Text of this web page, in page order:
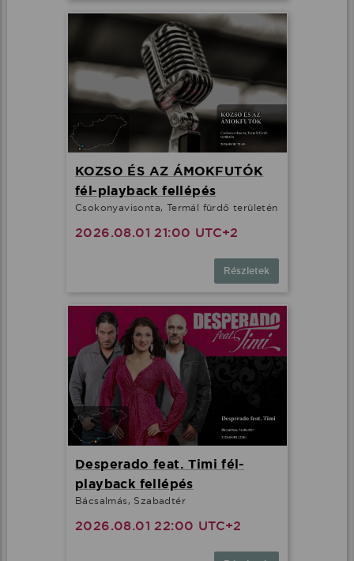
KOZSO ÉS AZ ÁMOKFUTÓK
fél-playback fellépés
Csokonyavisonta, Termál fürdő területén
2026.08.01 21:00 UTC+2
Részletek
Desperado feat. Timi fél-
playback fellépés
Bácsalmás, Szabadtér
2026.08.01 22:00 UTC+2